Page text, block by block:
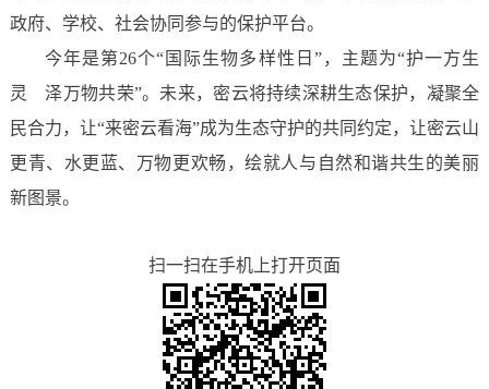
政府、学校、社会协同参与的保护平台。
今年是第26个“国际生物多样性日”，主题为“护一方生
灵 泽万物共荣”。未来，密云将持续深耕生态保护，凝聚全
民合力，让“来密云看海”成为生态守护的共同约定，让密云山
更青、水更蓝、万物更欢畅，绘就人与自然和谐共生的美丽
新图景。
扫一扫在手机上打开页面